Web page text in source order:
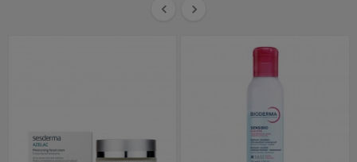
 